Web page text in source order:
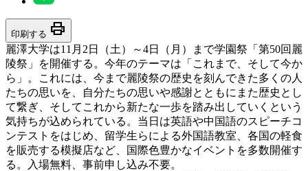
印刷する print
麗澤大学は11月2日（土）～4日（月）まで学園祭「第50回麗
陵祭」を開催する。今年のテーマは「これまで、そして今か
ら」。これには、今まで麗陵祭の歴史を刻んできた多くの人
たちの思いを、自分たちの思いや感謝とともにまた歴史とし
て繋ぎ、そしてこれから新たな一歩を踏み出していくという
気持ちが込められている。当日は英語や中国語のスピーチコ
ンテストをはじめ、留学生らによる外国語教室、各国の軽食
を販売する模擬店など、国際色豊かなイベントを多数開催す
る。入場無料、事前申し込み不要。